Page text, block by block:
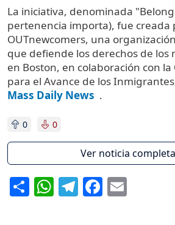
La iniciativa, denominada
pertenencia importa), fue creada
OUTnewcomers, una
que defiende los derechos de los
en Boston, en colaboración con la
para el Avance de los
Mass Daily News .
0 0
Ver noticia completa
ShareWhatsApp
Telegram